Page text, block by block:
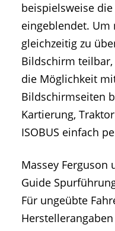
beispielsweise
eingeblendet.
gleichzeitig zu
Bildschirm
die Möglichkeit
Bildschirmseiten
Kartierung,
ISOBUS einfach
Massey Ferguson
Guide
Für ungeübte